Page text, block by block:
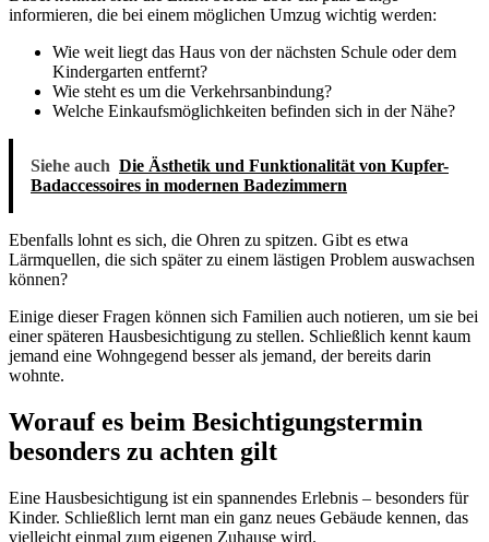
informieren, die bei einem möglichen Umzug wichtig werden:
Wie weit liegt das Haus von der nächsten Schule oder dem
Kindergarten entfernt?
Wie steht es um die Verkehrsanbindung?
Welche Einkaufsmöglichkeiten befinden sich in der Nähe?
Siehe auch Die Ästhetik und Funktionalität von Kupfer-
Badaccessoires in modernen Badezimmern
Ebenfalls lohnt es sich, die Ohren zu spitzen. Gibt es etwa
Lärmquellen, die sich später zu einem lästigen Problem auswachsen
können?
Einige dieser Fragen können sich Familien auch notieren, um sie bei
einer späteren Hausbesichtigung zu stellen. Schließlich kennt kaum
jemand eine Wohngegend besser als jemand, der bereits darin
wohnte.
Worauf es beim Besichtigungstermin
besonders zu achten gilt
Eine Hausbesichtigung ist ein spannendes Erlebnis – besonders für
Kinder. Schließlich lernt man ein ganz neues Gebäude kennen, das
vielleicht einmal zum eigenen Zuhause wird.